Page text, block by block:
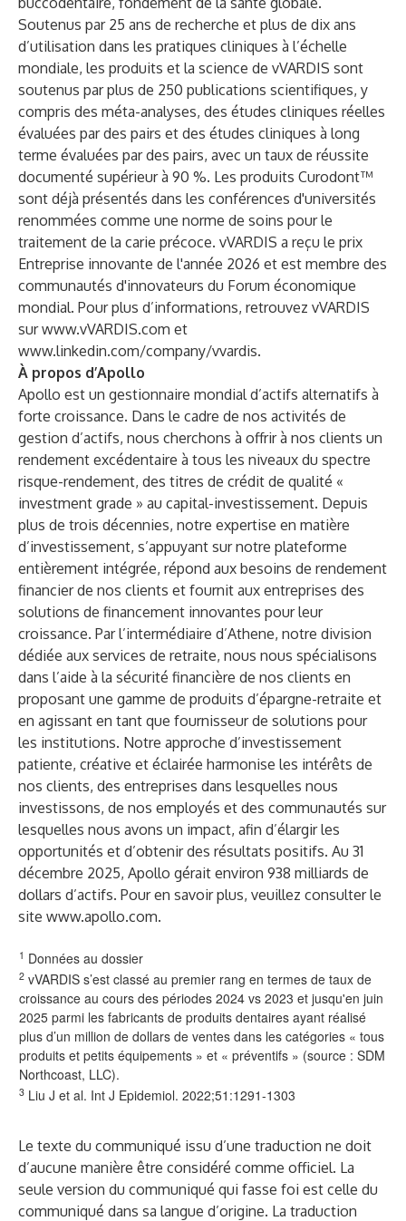
Soutenus par 25 ans de recherche et plus de dix ans
d’utilisation dans les pratiques cliniques à l’échelle
mondiale, les produits et la science de vVARDIS sont
soutenus par plus de 250 publications scientifiques, y
compris des méta-analyses, des études cliniques réelles
évaluées par des pairs et des études cliniques à long
terme évaluées par des pairs, avec un taux de réussite
documenté supérieur à 90 %. Les produits Curodont™
sont déjà présentés dans les conférences d'universités
renommées comme une norme de soins pour le
traitement de la carie précoce. vVARDIS a reçu le prix
Entreprise innovante de l'année 2026 et est membre des
communautés d'innovateurs du Forum économique
mondial. Pour plus d’informations, retrouvez vVARDIS
surwww.vVARDIS.com et
www.linkedin.com/company/vvardis.
À propos d’Apollo
Apollo est un gestionnaire mondial d’actifs alternatifs à
forte croissance. Dans le cadre de nos activités de
gestion d’actifs, nous cherchons à offrir à nos clients un
rendement excédentaire à tous les niveaux du spectre
risque-rendement, des titres de crédit de qualité «
investment grade » au capital-investissement. Depuis
plus de trois décennies, notre expertise en matière
d’investissement, s’appuyant sur notre plateforme
entièrement intégrée, répond aux besoins de rendement
financier de nos clients et fournit aux entreprises des
solutions de financement innovantes pour leur
croissance. Par l’intermédiaire d’Athene, notre division
dédiée aux services de retraite, nous nous spécialisons
dans l’aide à la sécurité financière de nos clients en
proposant une gamme de produits d’épargne-retraite et
en agissant en tant que fournisseur de solutions pour
les institutions. Notre approche d’investissement
patiente, créative et éclairée harmonise les intérêts de
nos clients, des entreprises dans lesquelles nous
investissons, de nos employés et des communautés sur
lesquelles nous avons un impact, afin d’élargir les
opportunités et d’obtenir des résultats positifs. Au 31
décembre 2025, Apollo gérait environ 938 milliards de
dollars d’actifs. Pour en savoir plus, veuillez consulter le
site www.apollo.com.
1 Données au dossier
2 vVARDIS s’est classé au premier rang en termes de taux de
croissance au cours des périodes 2024 vs 2023 et jusqu'en juin
2025 parmi les fabricants de produits dentaires ayant réalisé
plus d’un million de dollars de ventes dans les catégories « tous
produits et petits équipements » et « préventifs » (source : SDM
Northcoast, LLC).
3 Liu J et al. Int J Epidemiol. 2022;51:1291-1303
Le texte du communiqué issu d’une traduction ne doit
d’aucune manière être considéré comme officiel. La
seule version du communiqué qui fasse foi est celle du
communiqué dans sa langue d’origine. La traduction